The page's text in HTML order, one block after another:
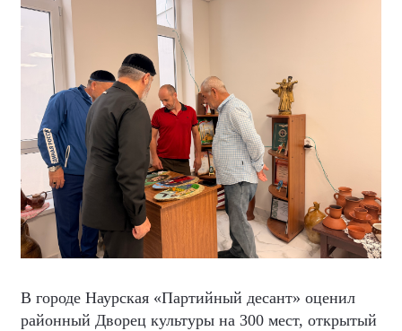
В городе Наурская «Партийный десант» оценил
районный Дворец культуры на 300 мест, открытый